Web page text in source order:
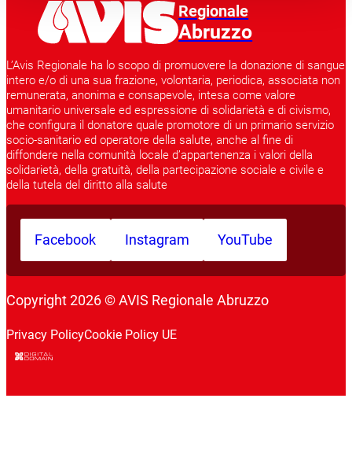
Regionale
Abruzzo
L’Avis Regionale ha lo scopo di promuovere la donazione di sangue
intero e/o di una sua frazione, volontaria, periodica, associata non
remunerata, anonima e consapevole, intesa come valore
umanitario universale ed espressione di solidarietà e di civismo,
che configura il donatore quale promotore di un primario servizio
socio-sanitario ed operatore della salute, anche al fine di
diffondere nella comunità locale d’appartenenza i valori della
solidarietà, della gratuità, della partecipazione sociale e civile e
della tutela del diritto alla salute
Facebook Instagram YouTube
Copyright 2026 © AVIS Regionale Abruzzo
Privacy PolicyCookie Policy UE